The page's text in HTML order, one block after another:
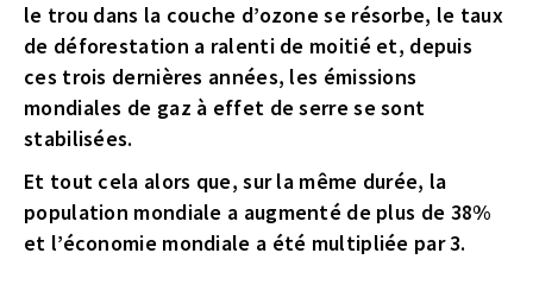
le trou dans la couche d’ozone se résorbe, le taux
de déforestation a ralenti de moitié et, depuis
ces trois dernières années, les émissions
mondiales de gaz à effet de serre se sont
stabilisées.
Et tout cela alors que, sur la même durée, la
population mondiale a augmenté de plus de 38%
et l’économie mondiale a été multipliée par 3.